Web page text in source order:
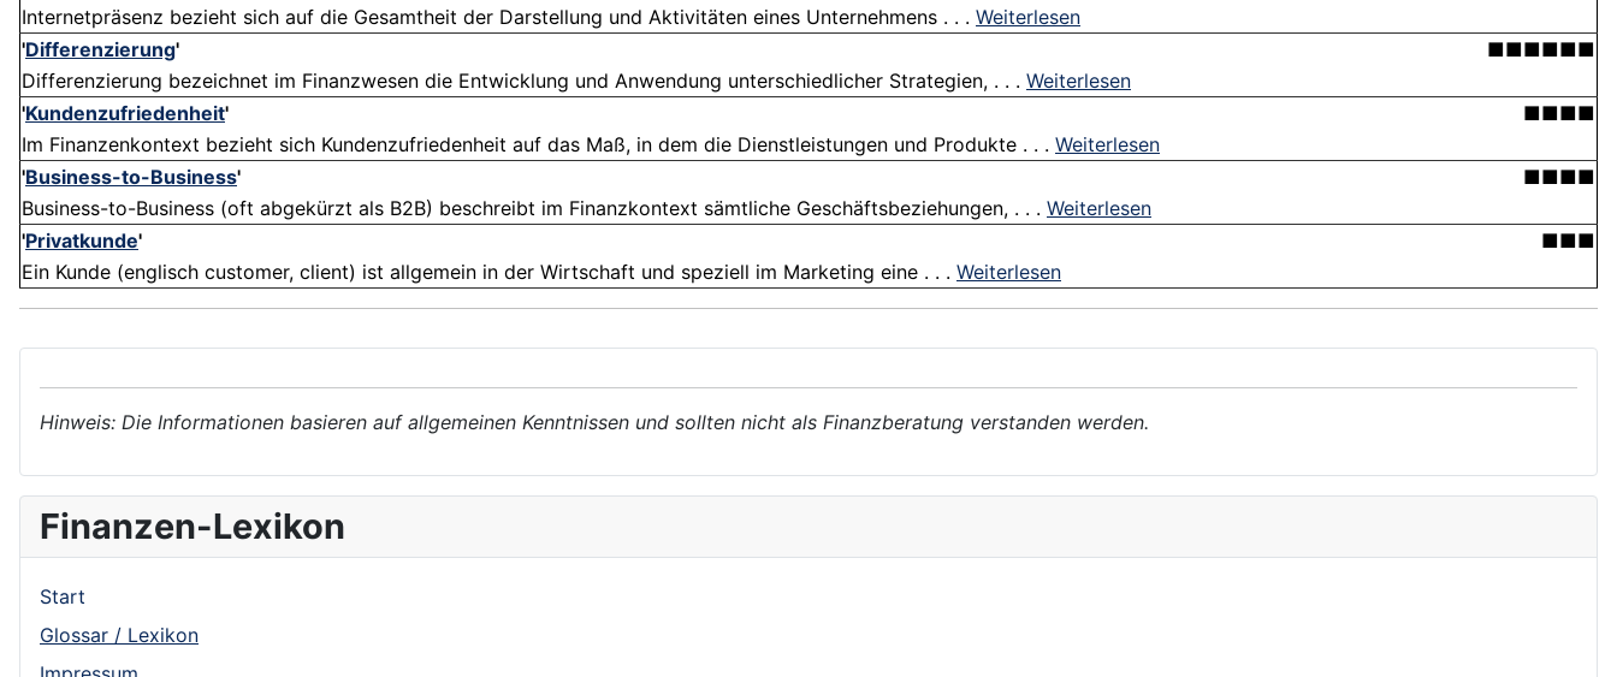
Internetpräsenz bezieht sich auf die Gesamtheit der Darstellung und Aktivitäten eines Unternehmens . . . Weiterlesen
'Differenzierung'
■■■■■■
Differenzierung bezeichnet im Finanzwesen die Entwicklung und Anwendung unterschiedlicher Strategien, . . . Weiterlesen
'Kundenzufriedenheit'
■■■■
Im Finanzenkontext bezieht sich Kundenzufriedenheit auf das Maß, in dem die Dienstleistungen und Produkte . . . Weiterlesen
'Business-to-Business'
■■■■
Business-to-Business (oft abgekürzt als B2B) beschreibt im Finanzkontext sämtliche Geschäftsbeziehungen, . . . Weiterlesen
'Privatkunde'
■■■
Ein Kunde (englisch customer, client) ist allgemein in der Wirtschaft und speziell im Marketing eine . . . Weiterlesen
Hinweis: Die Informationen basieren auf allgemeinen Kenntnissen und sollten nicht als Finanzberatung verstanden werden.
Finanzen-Lexikon
Start
Glossar / Lexikon